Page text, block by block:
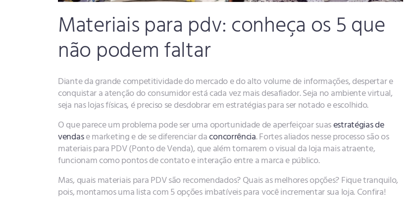
Materiais para pdv: conheça os 5 que
não podem faltar
Diante da grande competitividade do mercado e do alto volume de informações, despertar e
conquistar a atenção do consumidor está cada vez mais desafiador. Seja no ambiente virtual,
seja nas lojas físicas, é preciso se desdobrar em estratégias para ser notado e escolhido.
O que parece um problema pode ser uma oportunidade de aperfeiçoar suasestratégias de
vendase marketing e de se diferenciar daconcorrência. Fortes aliados nesse processo são os
materiais para PDV (Ponto de Venda), que além tornarem o visual da loja mais atraente,
funcionam como pontos de contato e interação entre a marca e público.
Mas, quais materiais para PDV são recomendados? Quais as melhores opções? Fique tranquilo,
pois, montamos uma lista com 5 opções imbatíveis para você incrementar sua loja. Confira!